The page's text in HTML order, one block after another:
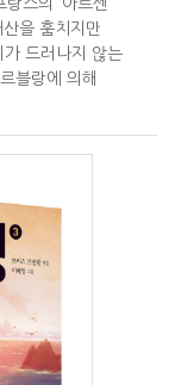
스의 ‘아르센
을 훔치지만
드러나지 않는
블랑에 의해